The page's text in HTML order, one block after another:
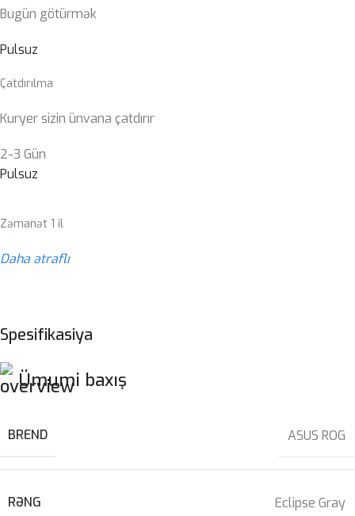
Bugün götürmək
Pulsuz
Çatdırılma
Kuryer sizin ünvana çatdırır
2-3 Gün
Pulsuz
Zəmanət 1 il
Daha ətraflı
Spesifikasiya
Ümumi baxış
BREND ASUS ROG
RƏNG Eclipse Gray